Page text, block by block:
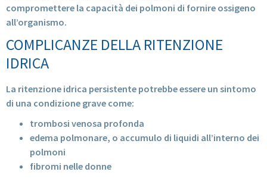
compromettere la capacità dei polmoni di fornire ossigeno
all’organismo.
COMPLICANZE DELLA RITENZIONE
IDRICA
La ritenzione idrica persistente potrebbe essere un sintomo
di una condizione grave come:
trombosi venosa profonda
edema polmonare, o accumulo di liquidi all’interno dei
polmoni
fibromi nelle donne